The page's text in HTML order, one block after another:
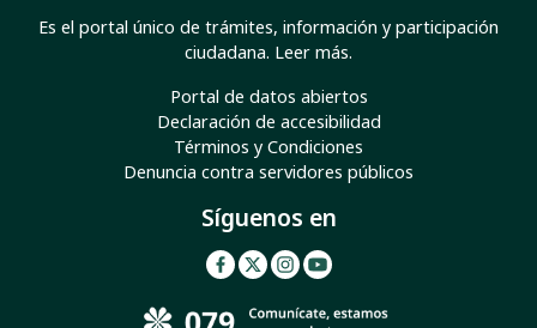
Es el portal único de trámites, información y participación
ciudadana. Leer más.
Portal de datos abiertos
Declaración de accesibilidad
Términos y Condiciones
Denuncia contra servidores públicos
Síguenos en